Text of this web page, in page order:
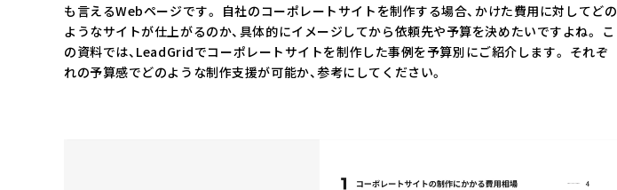
も言えるWebページです。 自社のコーポレートサイトを制作する場合、かけた費用に対してどの
ようなサイトが仕上がるのか、具体的にイメージしてから依頼先や予算を決めたいですよね。 こ
の資料では、LeadGridでコーポレートサイトを制作した事例を予算別にご紹介します。 それぞ
れの予算感でどのような制作支援が可能か、参考にしてください。